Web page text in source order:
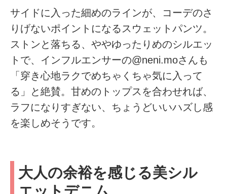
サイドに入った細めのラインが、コーデのさ
りげないポイントになるスウェットパンツ。
ストンと落ちる、ややゆったりめのシルエッ
トで、インフルエンサーの@neni.moさんも
「穿き心地ラクでめちゃくちゃ気に入って
る」と絶賛。甘めのトップスを合わせれば、
ラフになりすぎない、ちょうどいいハズし感
を楽しめそうです。
大人の余裕を感じる美シル